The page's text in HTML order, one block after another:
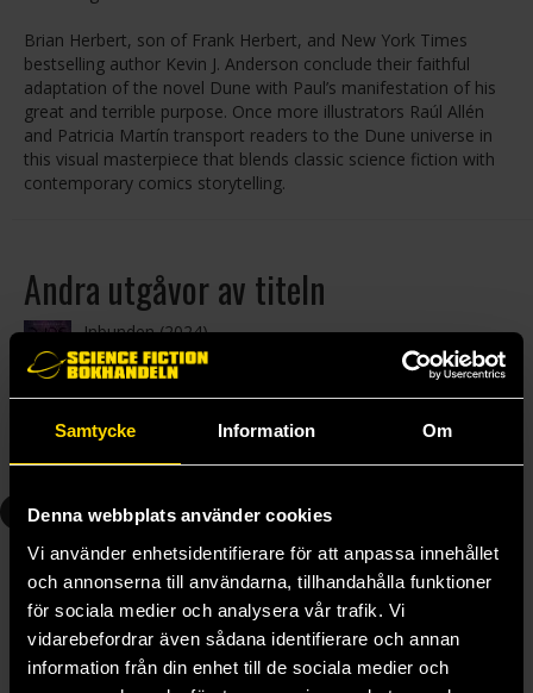
Samtycke Information Om
Denna webbplats använder cookies
Vi använder enhetsidentifierare för att anpassa innehållet
och annonserna till användarna, tillhandahålla funktioner
för sociala medier och analysera vår trafik. Vi
vidarebefordrar även sådana identifierare och annan
information från din enhet till de sociala medier och
Brian Herbert, son of Frank Herbert, and New York Times
bestselling author Kevin J. Anderson conclude their faithful
adaptation of the novel Dune with Paul’s manifestation of his
great and terrible purpose. Once more illustrators Raúl Allén
and Patricia Martín transport readers to the Dune universe in
this visual masterpiece that blends classic science fiction with
contemporary comics storytelling.
Andra utgåvor av titeln
Inbunden (2024)
299 krLäs mer
Andra delar i serien
2